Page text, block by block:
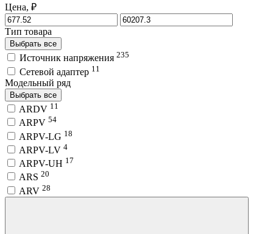
Цена, ₽
Тип товара
Выбрать все
Источник напряжения 235
Сетевой адаптер 11
Модельный ряд
Выбрать все
ARDV 11
ARPV 54
ARPV-LG 18
ARPV-LV 4
ARPV-UH 17
ARS 20
ARV 28